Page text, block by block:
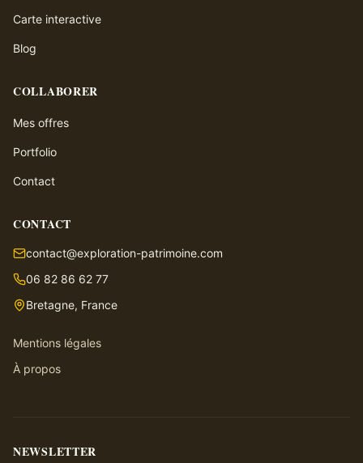
Carte interactive
Blog
COLLABORER
Mes offres
Portfolio
Contact
CONTACT
contact@exploration-patrimoine.com
06 82 86 62 77
Bretagne, France
Mentions légales
À propos
NEWSLETTER